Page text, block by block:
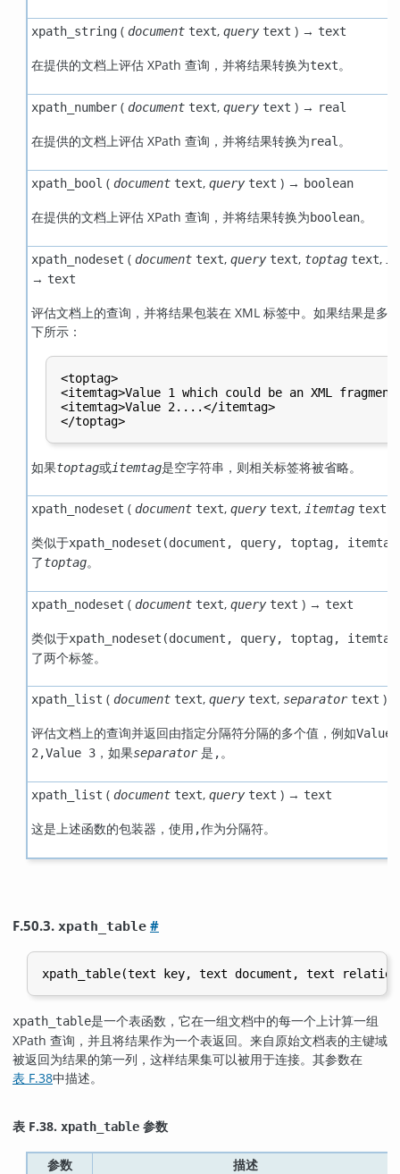
xpath_string( document text, query text ) → text
在提供的文档上评估 XPath 查询，并将结果转换为text。
xpath_number( document text, query text ) → real
在提供的文档上评估 XPath 查询，并将结果转换为real。
xpath_bool ( document text, query text ) → boolean
在提供的文档上评估 XPath 查询，并将结果转换为boolean。
xpath_nodeset ( document text, query text, toptag text,
→ text
评估文档上的查询，并将结果包装在 XML 标签中。如果结果是多
下所示：
<toptag>
<itemtag>Value 1 which could be an XML
<itemtag>Value 2....</itemtag>
</toptag>
如果toptag或itemtag是空字符串，则相关标签将被省略。
xpath_nodeset ( document text, query text, itemtag text
类似于xpath_nodeset(document, query, toptag,
了toptag。
xpath_nodeset ( document text, query text ) → text
类似于xpath_nodeset(document, query, toptag,
了两个标签。
xpath_list ( document text, query text, separator text )
评估文档上的查询并返回由指定分隔符分隔的多个值，例如Value
2,Value 3，如果separator是 ,。
xpath_list ( document text, query text ) → text
这是上述函数的包装器，使用 ,作为分隔符。
F.50.3. xpath_table #
xpath_table是一个表函数，它在一组文档中的每一个上计算一组
XPath 查询，并且将结果作为一个表返回。来自原始文档表的主键域
被返回为结果的第一列，这样结果集可以被用于连接。其参数在
表 F.38中描述。
表 F.38. xpath_table 参数
参数 描述